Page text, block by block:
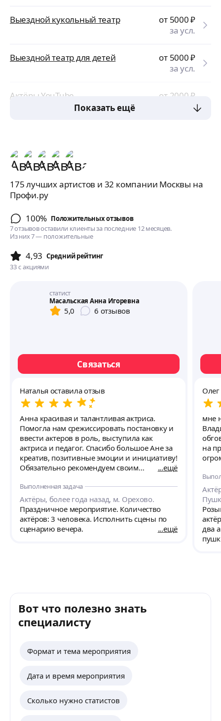
Выездной кукольный театр от 5000₽
за усл.
Выездной театр для детей от 5000₽
за усл.
Актёры YouTube от 2000₽
за ч
Показать ещё
175 лучших артистов и 32 компании Москвы на
Профи.ру
100% Положительных отзывов
7 отзывов оставили клиенты за последние 12 месяцев.
Из них 7 — положительные
4,93 Cредний рейтинг
33 с акциями
статист
Масальская Анна Игоревна
5,0 6 отзывов
Связаться
Наталья оставила отзыв
Анна красивая и талантливая актриса.
Помогла нам срежиссировать постановку и
ввести актеров в роль, выступила как
актриса и педагог. Спасибо большое Ане за
креатив, позитивные эмоции и инициативу!
Обязательно рекомендуем своим
ещё
Выполненная задача
Актёры, более года назад, м. Орехово.
Праздничное мероприятие. Количество
актёров: 3 человека. Исполнить сцены по
сценарию вечера.
ещё
Олег
мне
на
два
Вот что полезно знать
специалисту
Формат и тема мероприятия
Дата и время мероприятия
Сколько нужно статистов